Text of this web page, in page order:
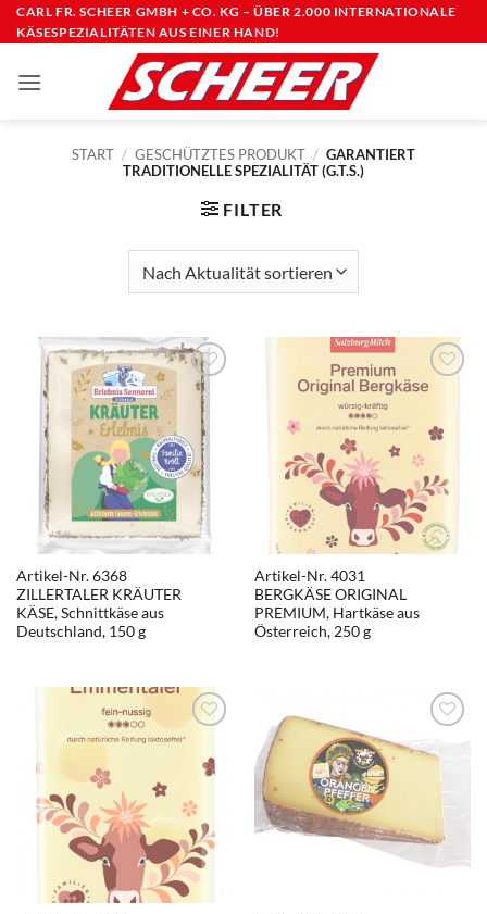
Zum
Inhalt
CARL FR. SCHEER GMBH + CO. KG – ÜBER 2.000 INTERNATIONALE
KÄSESPEZIALITÄTEN AUS EINER HAND!
START / GESCHÜTZTES PRODUKT / GARANTIERT
TRADITIONELLE SPEZIALITÄT (G.T.S.)
FILTER
Artikel-Nr. 6368
ZILLERTALER KRÄUTER
KÄSE, Schnittkäse aus
Deutschland, 150 g
Artikel-Nr. 4031
BERGKÄSE ORIGINAL
PREMIUM, Hartkäse aus
Österreich, 250 g